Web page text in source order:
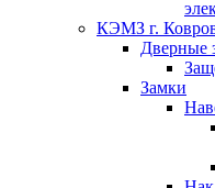
КЭМЗ г.
Дверные
Замки